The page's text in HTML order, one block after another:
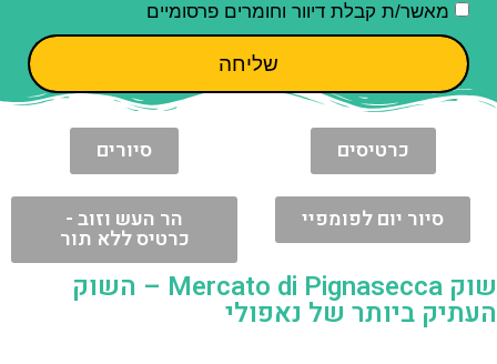
מאשר/ת קבלת דיוור וחומרים פרסומיים
שליחה
כרטיסים סיורים
סיור יום לפומפיי הר העש וזוב -
כרטיס ללא תור
שוק Mercato di Pignasecca – השוק
העתיק ביותר של נאפולי